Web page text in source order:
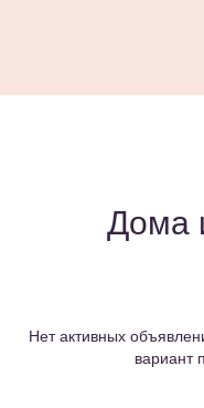
Дома
Нет активных
вариант